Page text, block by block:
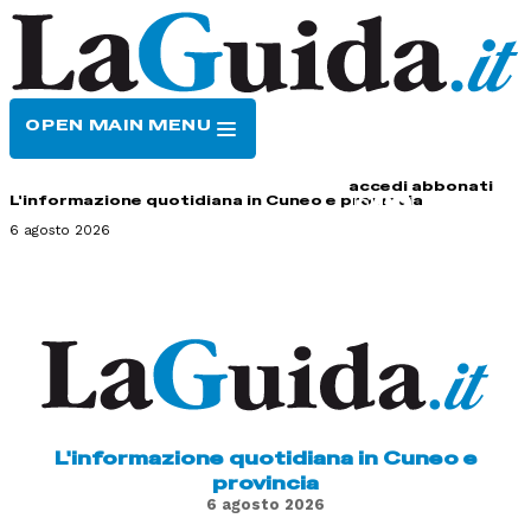
OPEN MAIN MENU
accedi abbonati
L'informazione quotidiana in Cuneo e provincia
6 agosto 2026
L'informazione quotidiana in Cuneo e
provincia
6 agosto 2026